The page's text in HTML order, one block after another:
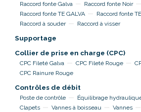
Raccord fonte Galva
Raccord fonte Noir
Raccord fonte TE GALVA
Raccord fonte
Raccord à souder
Raccord à visser
Supportage
Collier de prise en charge (CPC)
CPC Fileté Galva CPC Fileté Rouge
CPC Rainure Rouge
Contrôles de débit
Poste de contrôle Équilibrage
Clapets
Vannes à boisseau Vannes